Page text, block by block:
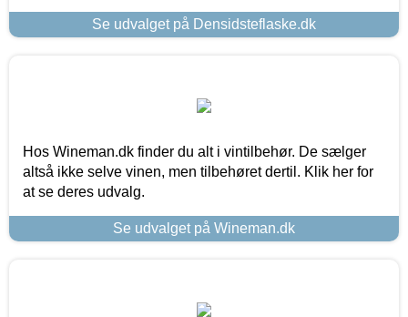
Se udvalget på Densidsteflaske.dk
Hos Wineman.dk finder du alt i vintilbehør. De sælger
altså ikke selve vinen, men tilbehøret dertil. Klik her for
at se deres udvalg.
Se udvalget på Wineman.dk